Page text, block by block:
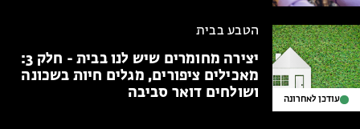
עודכן לאחרונה
הטבע בבית
יצירה מחומרים שיש לנו בבית - חלק 3:
מאכילים ציפורים, מגלים חיות בשכונה
ושולחים דואר סביבה